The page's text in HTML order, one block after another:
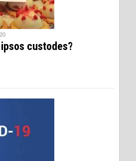
custodes?